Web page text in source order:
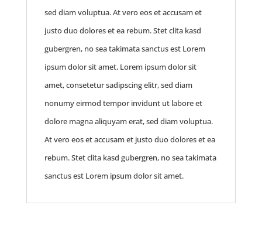
sed diam voluptua. At vero eos et accusam et
justo duo dolores et ea rebum. Stet clita kasd
gubergren, no sea takimata sanctus est Lorem
ipsum dolor sit amet. Lorem ipsum dolor sit
amet, consetetur sadipscing elitr, sed diam
nonumy eirmod tempor invidunt ut labore et
dolore magna aliquyam erat, sed diam voluptua.
At vero eos et accusam et justo duo dolores et ea
rebum. Stet clita kasd gubergren, no sea takimata
sanctus est Lorem ipsum dolor sit amet.